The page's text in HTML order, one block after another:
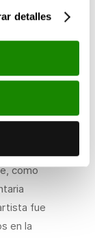
detalles
no hacen
las olas,
ante el
de
como
fue
en la